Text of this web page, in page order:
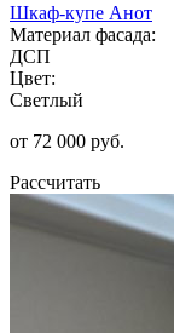
Шкаф-купе Анот
Материал фасада:
ДСП
Цвет:
Светлый
от 72 000 руб.
Рассчитать